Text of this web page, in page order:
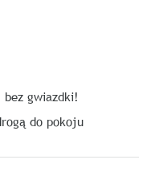
bez gwiazdki!
do pokoju